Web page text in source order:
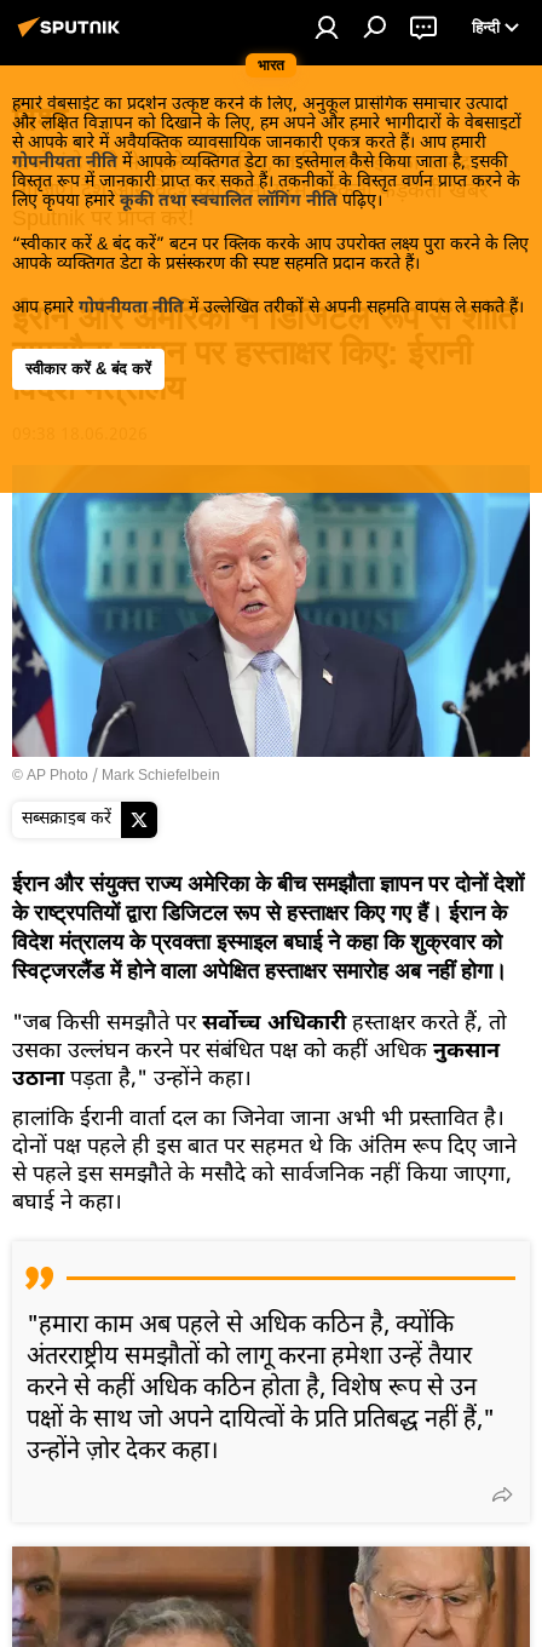
भारत
हिन्दी
हमारे वेबसाईट का प्रदर्शन उत्कृष्ट करने के लिए, अनुकूल प्रासंगिक समाचार उत्पादों
और लक्षित विज्ञापन को दिखाने के लिए, हम अपने और हमारे भागीदारों के वेबसाइटों
से आपके बारे में अवैयक्तिक व्यावसायिक जानकारी एकत्र करते हैं। आप हमारी
गोपनीयता नीति में आपके व्यक्तिगत डेटा का इस्तेमाल कैसे किया जाता है, इसकी
विस्तृत रूप में जानकारी प्राप्त कर सकते हैं। तकनीकों के विस्तृत वर्णन प्राप्त करने के
लिए कृपया हमारे कूकी तथा स्वचालित लॉगिंग नीति पढ़िए।
“स्वीकार करें & बंद करें” बटन पर क्लिक करके आप उपरोक्त लक्ष्य पुरा करने के लिए
आपके व्यक्तिगत डेटा के प्रसंस्करण की स्पष्ट सहमति प्रदान करते हैं।
आप हमारे गोपनीयता नीति में उल्लेखित तरीकों से अपनी सहमति वापस ले सकते हैं।
स्वीकार करें & बंद करें
विश्व
खबरें ठंडे होने से पहले इन्हें पढ़िए, जानिए और इनका आनंद
लीजिए। देश और विदेश की गरमा गरम तड़कती फड़कती खबरें
Sputnik पर प्राप्त करें!
ईरान और अमेरिका ने डिजिटल रूप से शांति
समझौता ज्ञापन पर हस्ताक्षर किए: ईरानी
विदेश मंत्रालय
© AP Photo / Mark Schiefelbein
सब्सक्राइब करें
ईरान और संयुक्त राज्य अमेरिका के बीच समझौता ज्ञापन पर दोनों देशों
के राष्ट्रपतियों द्वारा डिजिटल रूप से हस्ताक्षर किए गए हैं। ईरान के
विदेश मंत्रालय के प्रवक्ता इस्माइल बघाई ने कहा कि शुक्रवार को
स्विट्जरलैंड में होने वाला अपेक्षित हस्ताक्षर समारोह अब नहीं होगा।
"जब किसी समझौते परसर्वोच्च अधिकारीहस्ताक्षर करते हैं, तो
उसका उल्लंघन करने पर संबंधित पक्ष को कहीं अधिक नुकसान
उठानापड़ता है," उन्होंने कहा।
हालांकि ईरानी वार्ता दल का जिनेवा जाना अभी भी प्रस्तावित है।
दोनों पक्ष पहले ही इस बात पर सहमत थे कि अंतिम रूप दिए जाने
से पहले इस समझौते के मसौदे को सार्वजनिक नहीं किया जाएगा,
बघाई ने कहा।
"हमारा काम अब पहले से अधिक कठिन है, क्योंकि
अंतरराष्ट्रीय समझौतों को लागू करना हमेशा उन्हें तैयार
करने से कहीं अधिक कठिन होता है, विशेष रूप से उन
पक्षों के साथ जो अपने दायित्वों के प्रति प्रतिबद्ध नहीं हैं,"
उन्होंने ज़ोर देकर कहा।